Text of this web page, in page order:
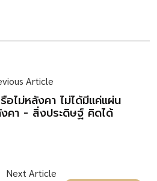
Article
อไม่หลังคา ไม่ได้มีแค่แผ่น
คา - สิ่งประดิษฐ์ คิดได้
Next Article